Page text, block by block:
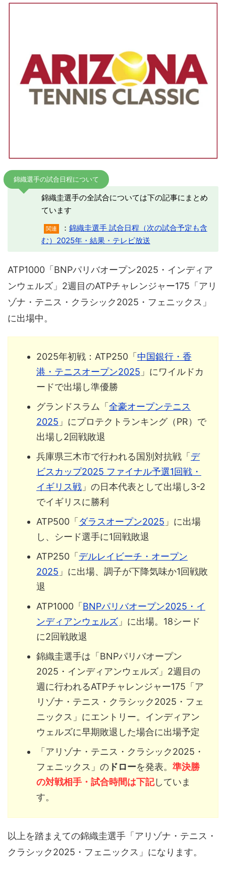
錦織選手の試合日程について
錦織圭選手の全試合については下の記事にまとめ
ています
関連 ： 錦織圭選手 試合日程（次の試合予定も含
む）2025年・結果・テレビ放送
ATP1000「BNPパリバオープン2025・インディア
ンウェルズ」2週目のATPチャレンジャー175「アリ
ゾナ・テニス・クラシック2025・フェニックス」
に出場中。
2025年初戦：ATP250「 中国銀行・香
港・テニスオープン2025 」にワイルドカ
ードで出場し準優勝
グランドスラム「 全豪オープンテニス
2025 」にプロテクトランキング（PR）で
出場し2回戦敗退
兵庫県三木市で行われる国別対抗戦「 デ
ビスカップ2025 ファイナル予選1回戦・
イギリス戦 」の日本代表として出場し3-2
でイギリスに勝利
ATP500「 ダラスオープン2025 」に出場
し、シード選手に1回戦敗退
ATP250「 デルレイビーチ・オープン
2025 」に出場、調子が下降気味か1回戦敗
退
ATP1000「 BNPパリバオープン2025・イ
ンディアンウェルズ 」に出場。18シード
に2回戦敗退
錦織圭選手は「BNPパリバオープン
2025・インディアンウェルズ」2週目の
週に行われるATPチャレンジャー175「ア
リゾナ・テニス・クラシック2025・フェ
ニックス」にエントリー。インディアン
ウェルズに早期敗退した場合に出場予定
「アリゾナ・テニス・クラシック2025・
フェニックス」の ドローを発表。 準決勝
の対戦相手・試合時間は下記していま
す。
以上を踏まえての錦織圭選手「アリゾナ・テニス・
クラシック2025・フェニックス」になります。